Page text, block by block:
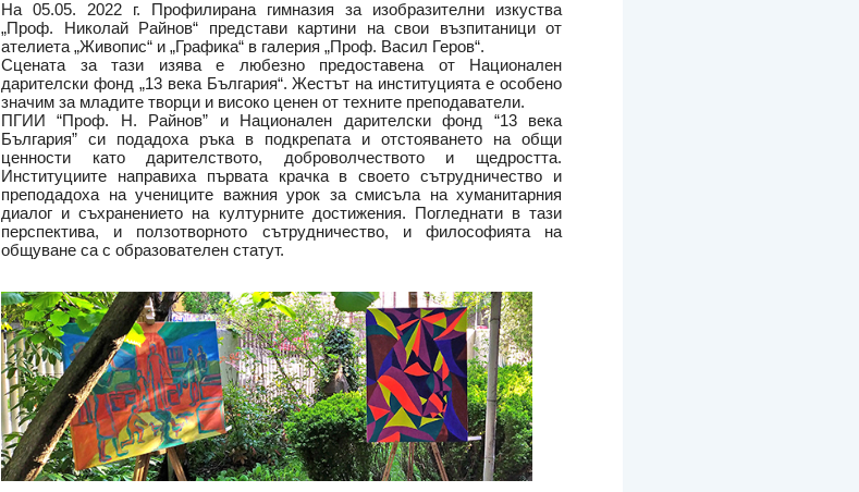
На 05.05. 2022 г. Профилирана гимназия за изобразителни изкуства
„Проф. Николай Райнов“ представи картини на свои възпитаници от
ателиета „Живопис“ и „Графика“ в галерия „Проф. Васил Геров“.
Сцената за тази изява е любезно предоставена от Национален
дарителски фонд „13 века България“. Жестът на институцията е особено
значим за младите творци и високо ценен от техните преподаватели.
ПГИИ “Проф. Н. Райнов” и Национален дарителски фонд “13 века
България” си подадоха ръка в подкрепата и отстояването на общи
ценности като дарителството, доброволчеството и щедростта.
Институциите направиха първата крачка в своето сътрудничество и
преподадоха на учениците важния урок за смисъла на хуманитарния
диалог и съхранението на културните достижения. Погледнати в тази
перспектива, и ползотворното сътрудничество, и философията на
общуване са с образователен статут.